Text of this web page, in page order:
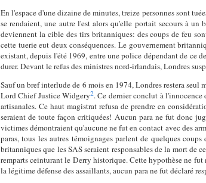
En l'espace d'une dizaine de minutes, treize personnes sont
se rendaient, une autre l'est alors qu'elle portait secours à un
deviennent la cible des tirs britanniques: des coups de feu
cette tuerie eut deux conséquences. Le gouvernement
existant, depuis l'été 1969, entre une police dépendant de ce
durer. Devant le refus des ministres nord-irlandais, Londres
Sauf un bref interlude de 6 mois en 1974, Londres restera
Lord Chief Justice Widgery2. Ce dernier conclut à
artisanales. Ce haut magistrat refusa de prendre en
seraient de toute façon critiquées! Aucun para ne fut donc
victimes démontraient qu'aucune ne fut en contact avec des
paras, tous les autres témoignages parlent de quelques
britanniques que les SAS seraient responsables de la mort de
remparts ceinturant le Derry historique. Cette hypothèse ne
la légitime défense des assaillants, aucun para ne fut déclaré